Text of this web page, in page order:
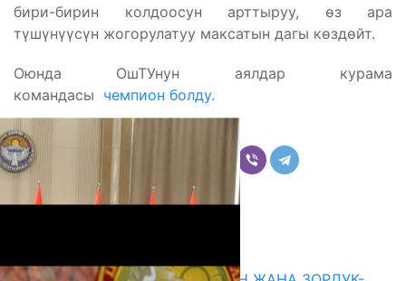
бири-бирин колдоосун арттыруу, өз ара
түшүнүүсүн жогорулатуу максатын дагы көздөйт.
Оюнда ОшТУнун аялдар курама
командасы чемпион болду.
Комментарийлер